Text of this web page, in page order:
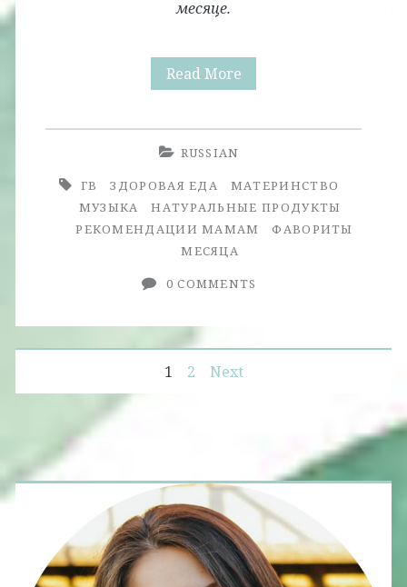
месяце.
Read MoreФавориты
Фавориты
Молодой
RUSSIAN
ГВ
ЗДОРОВАЯ ЕДА
МАТЕРИНСТВО
МУЗЫКА
НАТУРАЛЬНЫЕ ПРОДУКТЫ
РЕКОМЕНДАЦИИ МАМАМ
ФАВОРИТЫ
МЕСЯЦА
0 COMMENTS
navigation
1 2 Next